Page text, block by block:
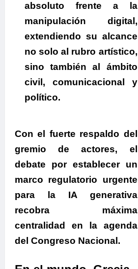
absoluto frente a la
manipulación digital,
extendiendo su alcance
no solo al rubro artístico,
sino también al ámbito
civil, comunicacional y
político.
Con el fuerte respaldo del
gremio de actores, el
debate por establecer un
marco regulatorio urgente
para la IA generativa
recobra máxima
centralidad en la agenda
del Congreso Nacional.